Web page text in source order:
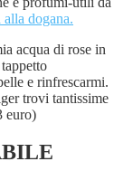
alla dogana.
acqua di rose in
e rinfrescarmi.
trovi tantissime
euro)